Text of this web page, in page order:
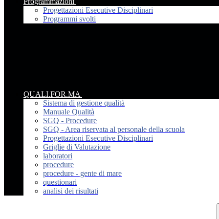
Progettazioni Esecutive Disciplinari
Programmi svolti
QUALI.FOR.MA
Sistema di gestione qualità
Manuale Qualità
SGQ - Procedure
SGQ - Area riservata al personale della scuola
Progettazioni Esecutive Disciplinari
Griglie di Valutazione
laboratori
procedure
procedure - gente di mare
questionari
analisi dei risultati